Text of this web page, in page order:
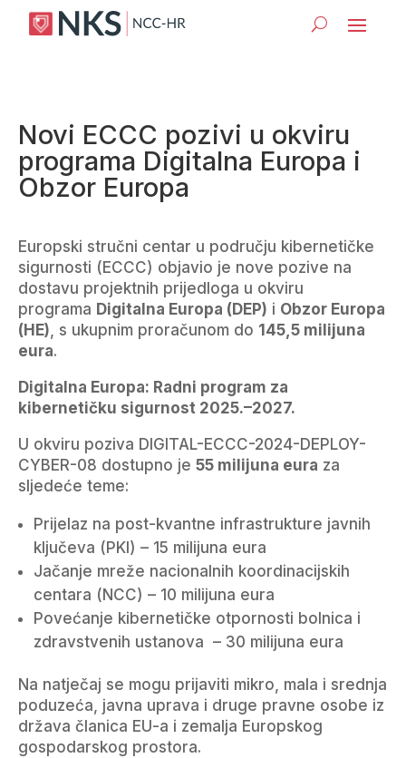
Novi ECCC pozivi u okviru
programa Digitalna Europa i
Obzor Europa
Europski stručni centar u području kibernetičke
sigurnosti (ECCC) objavio je nove pozive na
dostavu projektnih prijedloga u okviru
programa Digitalna Europa (DEP) i Obzor Europa
(HE), s ukupnim proračunom do 145,5 milijuna
eura.
Digitalna Europa: Radni program za
kibernetičku sigurnost 2025.–2027.
U okviru poziva DIGITAL-ECCC-2024-DEPLOY-
CYBER-08 dostupno je 55 milijuna eura za
sljedeće teme:
Prijelaz na post-kvantne infrastrukture javnih
ključeva (PKI) – 15 milijuna eura
Jačanje mreže nacionalnih koordinacijskih
centara (NCC) – 10 milijuna eura
Povećanje kibernetičke otpornosti bolnica i
zdravstvenih ustanova – 30 milijuna eura
Na natječaj se mogu prijaviti mikro, mala i srednja
poduzeća, javna uprava i druge pravne osobe iz
država članica EU-a i zemalja Europskog
gospodarskog prostora.